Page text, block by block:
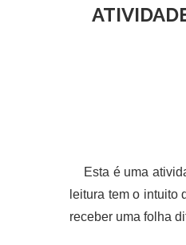
Esta é uma
leitura tem o intuito
receber uma folha